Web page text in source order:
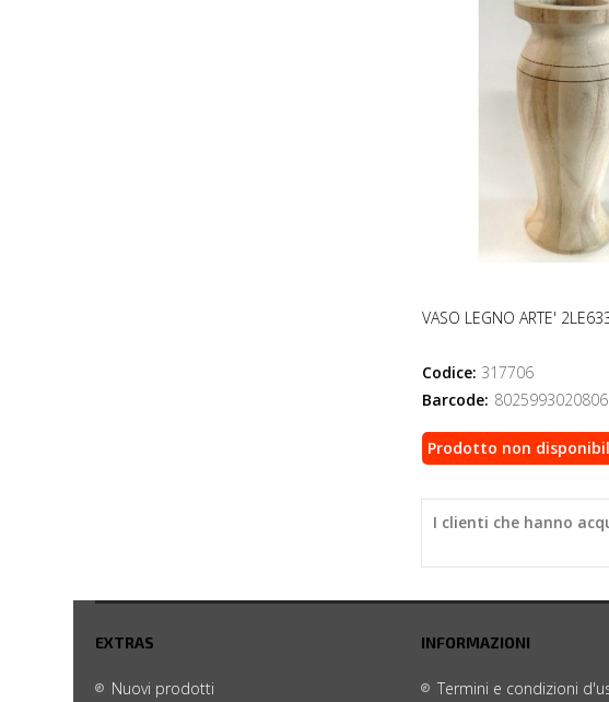
VASO LEGNO ARTE'
Codice: 317706
Barcode: 8025993020806
Prodotto non
I clienti che hanno
EXTRAS
Nuovi prodotti
INFORMAZIONI
Termini e condizioni